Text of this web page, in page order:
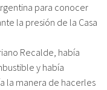
para conocer
la presión de la Casa
Recalde, había
y había
la manera de hacerles